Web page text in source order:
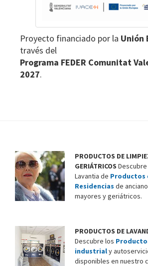
Proyecto financiado por la Unión
través del
Programa FEDER Comunitat
2027.
PRODUCTOS DE
GERIÁTRICOS
Lavantia de Productos
Residencias de
mayores y geriátricos.
PRODUCTOS DE
Descubre los
industrialy
disponibles en nuestro